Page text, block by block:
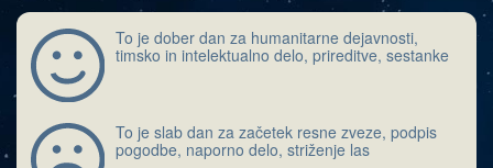
To je dober dan za humanitarne dejavnosti,
timsko in intelektualno delo, prireditve, sestanke
To je slab dan za začetek resne zveze, podpis
pogodbe, naporno delo, striženje las